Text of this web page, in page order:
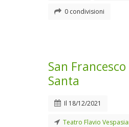
0 condivisioni
San
Santa
Il 18/12/2021
Teatro Flavio